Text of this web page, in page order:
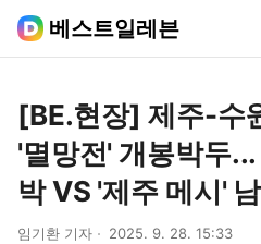
베스트일레븐
[BE.현장] 제주-수
'멸망전' 개봉박두
박 VS '제주 메시'
임기환 기자 2025. 9. 28. 15:33